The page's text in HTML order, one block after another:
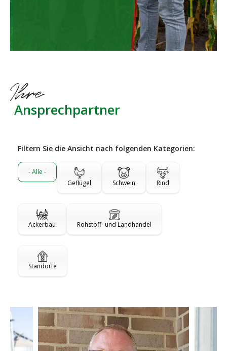
Ihre
Ansprechpartner
Filtern Sie die Ansicht nach folgenden Kategorien:
- Alle -
Geflügel
Schwein Rind
Ackerbau Rohstoff- und Landhandel
Standorte